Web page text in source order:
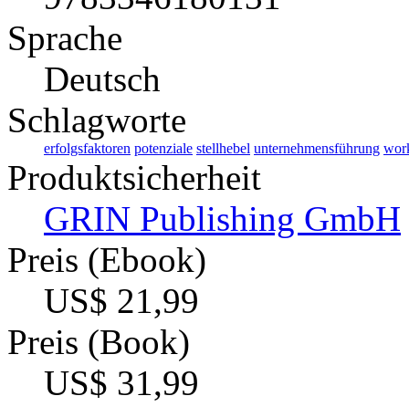
Sprache
Deutsch
Schlagworte
erfolgsfaktoren potenziale stellhebel unternehmensführung
Produktsicherheit
GRIN Publishing GmbH
Preis (Ebook)
US$ 21,99
Preis (Book)
US$ 31,99